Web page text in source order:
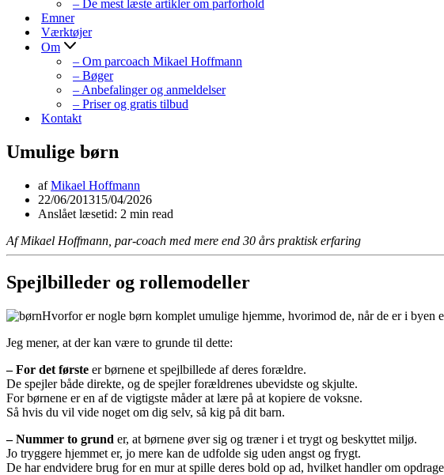
– De mest læste artikler om parforhold
Emner
Værktøjer
Om
– Om parcoach Mikael Hoffmann
– Bøger
– Anbefalinger og anmeldelser
– Priser og gratis tilbud
Kontakt
Umulige børn
afMikael Hoffmann
22/06/201315/04/2026
Anslået læsetid: 2 min read
Af Mikael Hoffmann, par-coach med mere end 30 års praktisk erfaring
Spejlbilleder og rollemodeller
Hvorfor er nogle børn komplet umulige hjemme, hvorimod de, når de er i byen
Jeg mener, at der kan være to grunde til dette:
– For det første er børnene et spejlbillede af deres forældre.
De spejler både direkte, og de spejler forældrenes ubevidste og skjulte.
For børnene er en af de vigtigste måder at lære på at kopiere de voksne.
Så hvis du vil vide noget om dig selv, så kig på dit barn.
– Nummer to grund er, at børnene øver sig og træner i et trygt og beskyttet miljø.
Jo tryggere hjemmet er, jo mere kan de udfolde sig uden angst og frygt.
De har endvidere brug for en mur at spille deres bold op ad, hvilket handler om